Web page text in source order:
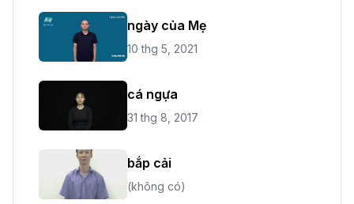
ngày của Mẹ
10 thg 5, 2021
cá ngựa
31 thg 8, 2017
bắp cải
(không có)